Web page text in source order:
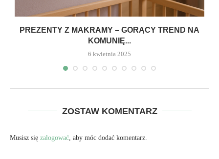
PREZENTY Z MAKRAMY – GORĄCY TREND NA
KOMUNIĘ...
6 kwietnia 2025
ZOSTAW KOMENTARZ
Musisz się zalogować , aby móc dodać komentarz.